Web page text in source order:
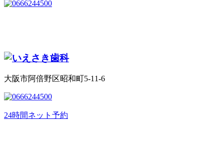
大阪市阿倍野区昭和町5-11-6
24時間ネット予約